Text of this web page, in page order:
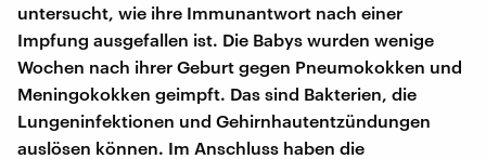
untersucht, wie ihre Immunantwort nach einer
Impfung ausgefallen ist. Die Babys wurden wenige
Wochen nach ihrer Geburt gegen Pneumokokken und
Meningokokken geimpft. Das sind Bakterien, die
Lungeninfektionen und Gehirnhautentzündungen
auslösen können. Im Anschluss haben die